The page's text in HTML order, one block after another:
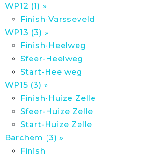
WP12 (1) »
Finish-Varsseveld
WP13 (3) »
Finish-Heelweg
Sfeer-Heelweg
Start-Heelweg
WP15 (3) »
Finish-Huize Zelle
Sfeer-Huize Zelle
Start-Huize Zelle
Barchem (3) »
Finish